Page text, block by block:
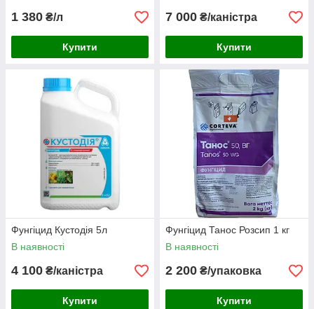
1 380 ₴/л
Купити
7 000 ₴/каністра
Купити
Фунгіцид Кустодія 5л
В наявності
4 100 ₴/каністра
Купити
Фунгiцид Танос Розсип 1 кг
В наявності
2 200 ₴/упаковка
Купити